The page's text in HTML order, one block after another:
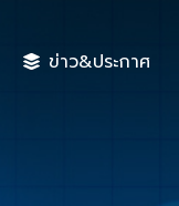
ข่าว&ประกาศ